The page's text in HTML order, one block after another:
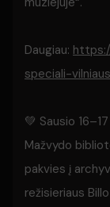
Daugiau:
speciali-
💚 Sausio
Mažvydo
pakvies į
režisieriaus